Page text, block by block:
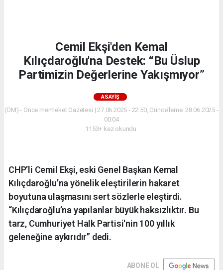
Cemil Ekşi'den Kemal
Kılıçdaroğlu'na Destek: “Bu Üslup
Partimizin Değerlerine Yakışmıyor”
ASAYIŞ
(ÖM) - Önce memleket Gazetesi | 27.06.2025 - 22:50, Güncelleme: 28.06.2025 -
00:04
1153+ kez okundu.
CHP’li Cemil Ekşi, eski Genel Başkan Kemal
Kılıçdaroğlu’na yönelik eleştirilerin hakaret
boyutuna ulaşmasını sert sözlerle eleştirdi.
“Kılıçdaroğlu’na yapılanlar büyük haksızlıktır. Bu
tarz, Cumhuriyet Halk Partisi'nin 100 yıllık
geleneğine aykırıdır” dedi.
ABONE OL